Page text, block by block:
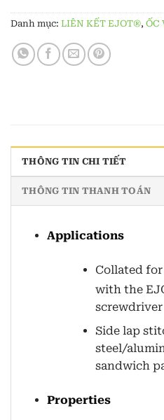
Danh mục: LIÊN KẾT EJOT®, ỐC
THÔNG TIN CHI TIẾT
THÔNG TIN THANH TOÁN
Applications
Collated
with the
screwdriver
Side lap
steel/
sandwich
Properties